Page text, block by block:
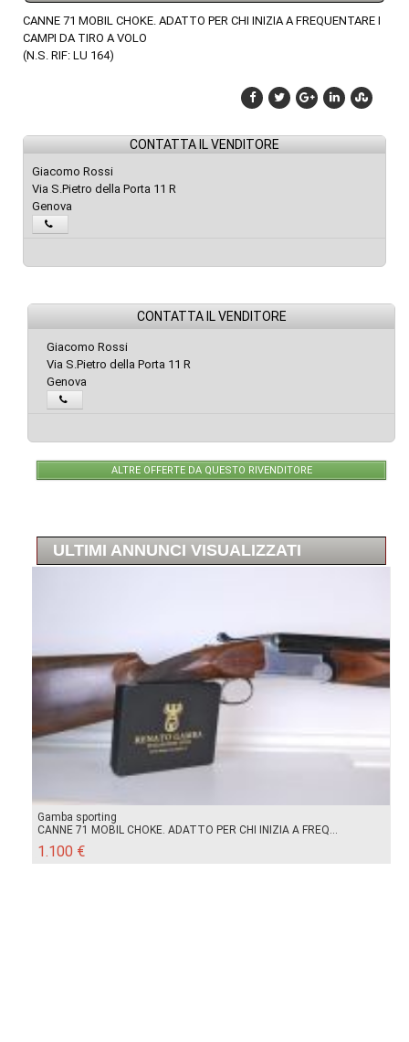
CANNE 71 MOBIL CHOKE. ADATTO PER CHI INIZIA A FREQUENTARE I
CAMPI DA TIRO A VOLO
(N.S. RIF: LU 164)
CONTATTA IL VENDITORE
Giacomo Rossi
Via S.Pietro della Porta 11 R
Genova
CONTATTA IL VENDITORE
Giacomo Rossi
Via S.Pietro della Porta 11 R
Genova
ALTRE OFFERTE DA QUESTO RIVENDITORE
ULTIMI ANNUNCI VISUALIZZATI
Gamba sporting
CANNE 71 MOBIL CHOKE. ADATTO PER CHI INIZIA A FREQ...
1.100 €